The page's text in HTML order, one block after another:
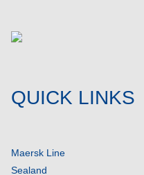
QUICK LINKS
Maersk Line
Sealand